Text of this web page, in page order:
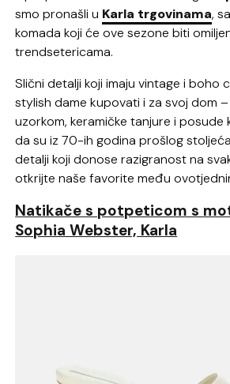
smo pronašli u Karla trgovinama,
komada koji će ove sezone biti
trendsetericama.
Slični detalji koji imaju vintage i boho
stylish dame kupovati i za svoj dom
uzorkom, keramičke tanjure i posude
da su iz 70-ih godina prošlog
detalji koji donose razigranost na
otkrijte naše favorite među
Natikače s potpeticom s
Sophia Webster, Karla